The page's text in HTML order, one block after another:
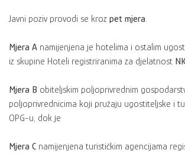
Javni poziv provodi se kroz pet mjera.
Mjera A namijenjena je hotelima i ostalim
iz skupine Hoteli registriranima za djelatnost
Mjera B obiteljskim poljoprivrednim
poljoprivrednicima koji pružaju ugostiteljske i
OPG-u, dok je
Mjera C namijenjena turističkim agencijama